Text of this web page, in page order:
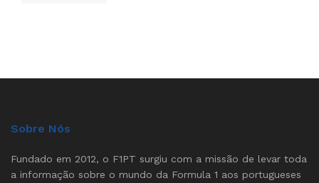
Sobre Nós
Fundado em 2012, o F1PT surgiu com a missão de levar toda
a informação sobre o mundo da Formula 1 aos portugueses